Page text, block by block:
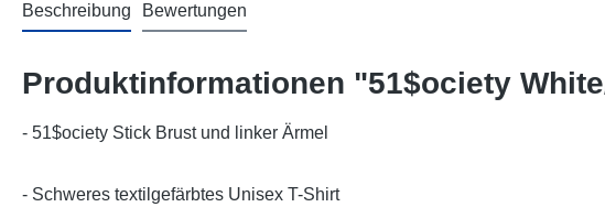
Beschreibung Bewertungen
Produktinformationen "51$ociety
- 51$ociety Stick Brust und linker Ärmel
- Schweres textilgefärbtes Unisex T-Shirt